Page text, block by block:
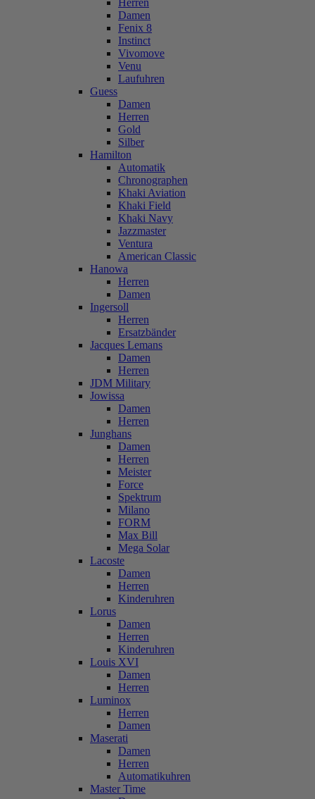
Herren
Damen
Fenix 8
Instinct
Vivomove
Venu
Laufuhren
Guess
Damen
Herren
Gold
Silber
Hamilton
Automatik
Chronographen
Khaki Aviation
Khaki Field
Khaki Navy
Jazzmaster
Ventura
American Classic
Hanowa
Herren
Damen
Ingersoll
Herren
Ersatzbänder
Jacques Lemans
Damen
Herren
JDM Military
Jowissa
Damen
Herren
Junghans
Damen
Herren
Meister
Force
Spektrum
Milano
FORM
Max Bill
Mega Solar
Lacoste
Damen
Herren
Kinderuhren
Lorus
Damen
Herren
Kinderuhren
Louis XVI
Damen
Herren
Luminox
Herren
Damen
Maserati
Damen
Herren
Automatikuhren
Master Time